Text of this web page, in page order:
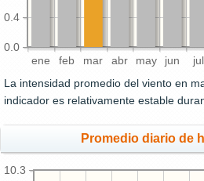
ene feb mar abr may jun jul
0.0
0.4
La intensidad promedio del viento en
indicador es relativamente estable
Promedio diario de
10.3